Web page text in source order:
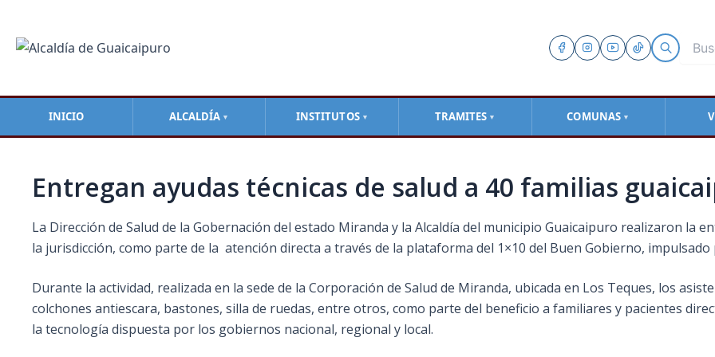
INICIO ALCALDÍA ▼ INSTITUTOS ▼ TRAMITES ▼ COMUNAS ▼
contenido
Entregan ayudas técnicas de salud a 40 familias
La Dirección de Salud de la Gobernación del estado Miranda y la Alcaldía del municipio Guaicaipuro realizaron la
la jurisdicción, como parte de la atención directa a través de la plataforma del 1×10 del Buen Gobierno,
Durante la actividad, realizada en la sede de la Corporación de Salud de Miranda, ubicada en Los Teques, los
colchones antiescara, bastones, silla de ruedas, entre otros, como parte del beneficio a familiares y pacientes
la tecnología dispuesta por los gobiernos nacional, regional y local.
entradas